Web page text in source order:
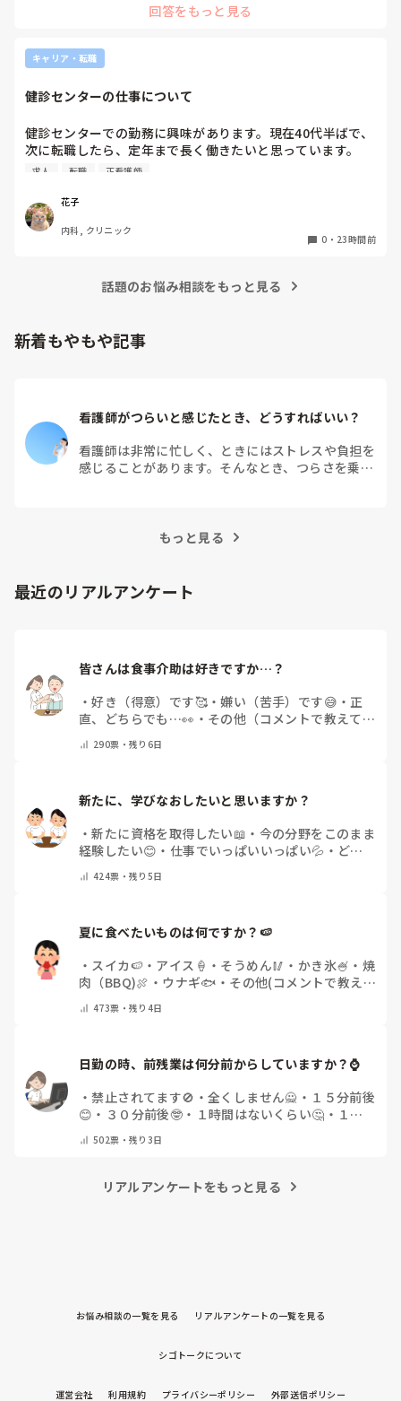
にちに空きがあるか分からないのでそこは難点ですかね。
回答をもっと見る
キャリア・転職
健診センターの仕事について
健診センターでの勤務に興味があります。現在40代半ばで、
次に転職したら、定年まで長く働きたいと思っています。
健診センターは比較的人気があるので、あまり空きがないと
実際、健診センターでの仕事内容は、楽なのでしょうか？ま
た、大変なことは何ですか？
求人 転職 正看護師
花子
内科, クリニック
0 ・ 23時間前
話題のお悩み相談をもっと見る
新着もやもや記事
看護師がつらいと感じたとき、どうすればいい？
看護師は非常に忙しく、ときにはストレスや負担を
感じることがあります。そんなとき、つらさを乗り
もっと見る
最近のリアルアンケート
皆さんは食事介助は好きですか…？
・好き（得意）です🥰・嫌い（苦手）です😅 ・ 正
直、どちらでも…👀 ・ その他（コメントで教えてく
290票・残り6日
新たに、学びなおしたいと思いますか？
・新たに資格を取得したい📖 ・ 今の分野をこのまま
経験したい😊 ・ 仕事でいっぱいいっぱい💦 ・ どん
教えてください）
424票・残り5日
夏に食べたいものは何ですか？🍉
・ スイカ🍉 ・ アイス🍦 ・ そうめん🥢 ・ かき氷🍧 ・ 焼
肉（BBQ)🍖 ・ ウナギ🐟 ・ その他(コメントで教え
473票・残り4日
日勤の時、前残業は何分前からしていますか？⌚
・禁止されてます🚫 ・ 全くしません🙅 ・ １５分前後
😊 ・ ３０分前後🤓 ・ １時間はないくらい🤔 ・ １時
502票・残り3日
リアルアンケートをもっと見る
お悩み相談の一覧を見る リアルアンケートの一覧を見る
シゴトークについて
運営会社 利用規約 プライバシーポリシー 外部送信ポリシー